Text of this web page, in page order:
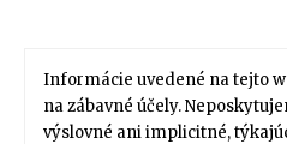
Informácie uvedené na tejto
na zábavné účely.
výslovné ani implicitné,